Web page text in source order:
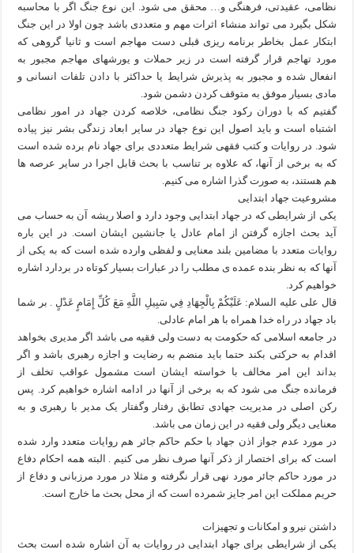
نظامی، عقیدتی، فرهنگی و… محقق می شود. این نوع جنگ اگر با محاسبه
شکل بگیرد می تواند منشاء اثرات مهم و متعددی باشد چون اولا در این جنگ
ابتکار عمل بخاطر برنامه ریزی قبلی دست مهاجم است و ثانیا گروهی که
مورد تهاجم قرار گرفته است در زیر حملات و یورشهای مهاجم مجبور به
انفعال شده و مجبور به پذیرش شرایط یا حداکثر با دادن تلفات انسانی و
مادی بسیار موفق به متوقف کردن دشمن شود.
گفتیم که با دوران رکود جنگ نظامی، خلاصه کردن جهاد در امور نظامی
اشتباه است و باید اصول این نوع جهاد در سایر ابعاد زندگی بشر نیز پیاده
شود. در روایات و کتب فقهی شرایط متعددی برای جهاد نام برده شده است
که به برخی از آنها، که علاوه بر تناسب با بحث قابل اجرا در سایر عرصه ها
هم هستند، به صورت گذرا اشاره می کنیم.
مشروعیت جهاد ابتدایی
یکی از شرایطی که در جهاد ابتدایی وجود دارد و اصلا ریشه آن به حساب می
آید بحث اجازه گرفتن از امام عادل یا جانشین ایشان است. در این باره
روایات متعدد با مضامین بلند معنایی و لفظی وارده شده است که به یکی از
آنها که به نظر بنده عمده ی مطلب را در عبارات بسیار کوتاه در بردارد اشاره
خواهیم کرد.
قال علی علیه السلام: عَلَيْكُمْ بِالْجِهَادِ فِي سَبِيلِ اللَّهِ مَعَ كُلِّ إِمَامٍ عَدْلٍ . بر شما
باد جهاد در راه خدا همراه با هر امام عادلی.
در جامعه اسلامی که حکومت به دست ولی فقیه می باشد اگر مدیری بخواهد
اقدام به حرکتی بکند حتما باید منضم به رضایت و اجازه رهبری باشد و اگر
بداند این امر مخالف با خواسته ایشان است مشمول عواقب تخلف از
فرمانده جنگ می شود که به برخی از آنها در ادامه اشاره خواهیم کرد. پس
رکن اصلی در مدیریت جهادی تطابق رفتار وگفتار یک مدیر با رهبری و به
معنایی دیگر ولی فقیه در این زمان می باشد.
در مورد عدم جواز اذن جهاد با حکم حاکم جائر هم روایات متعدد وارد شده
است که برای اختصار از ذکر آنها صرف نظر می کنیم . البته همه احکام دفاع
در مورد حاکم جائر مورد نهی قرار نگرفته و مثلا در مورد مرزبانی و دفاع از
حریم مملکت این امر جایز شمرده است که از محل بحث ما خارج است.
داشتن نیرو و امکانات و تجهیزات
یکی از شرایطی برای جهاد ابتدایی در روایات به آن اشاره شده است بحث